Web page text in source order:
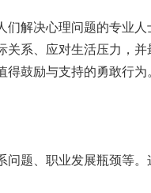
们解决心理问题的专业
关系、应对生活压力，
鼓励与支持的勇敢行为
问题、职业发展瓶颈等